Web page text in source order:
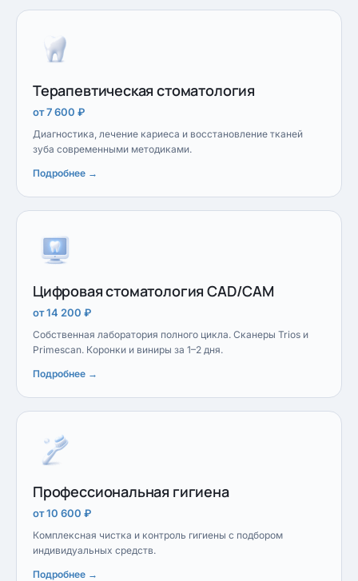
Терапевтическая стоматология
от 7 600 ₽
Диагностика, лечение кариеса и восстановление тканей
зуба современными методиками.
Подробнее →
Цифровая стоматология CAD/CAM
от 14 200 ₽
Собственная лаборатория полного цикла. Сканеры Trios и
Primescan. Коронки и виниры за 1–2 дня.
Подробнее →
Профессиональная гигиена
от 10 600 ₽
Комплексная чистка и контроль гигиены с подбором
индивидуальных средств.
Подробнее →